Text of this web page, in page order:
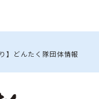
】どんたく隊団体情報